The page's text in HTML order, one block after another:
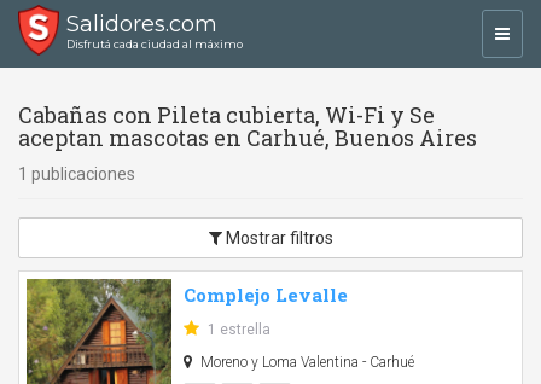
Salidores.com
Disfrutá cada ciudad al máximo
Cabañas con Pileta cubierta, Wi-Fi y Se
aceptan mascotas en Carhué, Buenos Aires
1 publicaciones
Mostrar filtros
Complejo Levalle
1 estrella
Moreno y Loma Valentina - Carhué